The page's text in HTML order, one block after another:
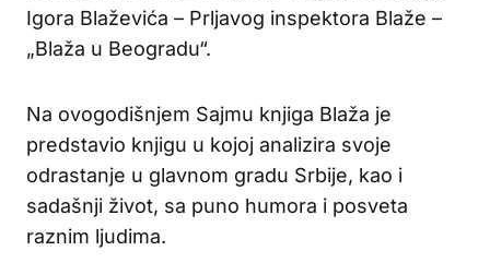
Igora Blaževića – Prljavog inspektora Blaže –
„Blaža u Beogradu“.
Na ovogodišnjem Sajmu knjiga Blaža je
predstavio knjigu u kojoj analizira svoje
odrastanje u glavnom gradu Srbije, kao i
sadašnji život, sa puno humora i posveta
raznim ljudima.